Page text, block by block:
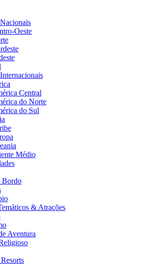
Oeste
Central
do Norte
do Sul
Médio
Bordo
& Atrações
Aventura